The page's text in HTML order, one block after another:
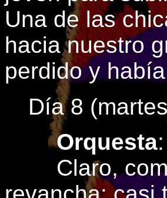
Una de las
hacia nuestro
perdido y
Día 8
Orquesta
Claro, como